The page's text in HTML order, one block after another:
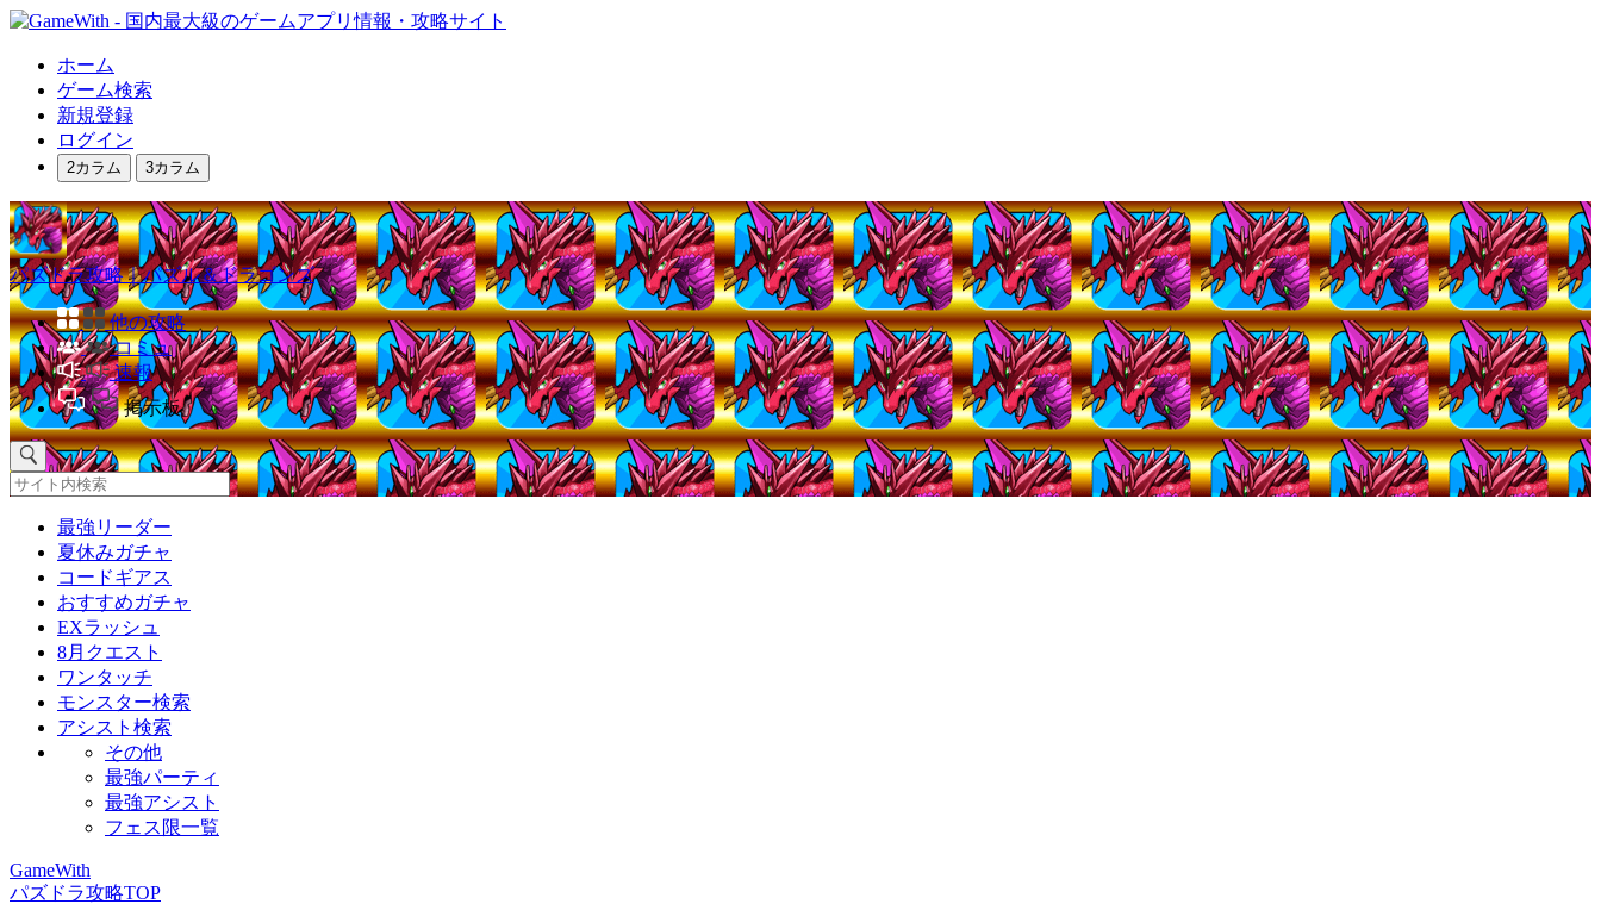
ホーム
ゲーム検索
新規登録
ログイン
2カラム 3カラム
パズドラ攻略｜パズル＆ドラゴンズ
他の攻略
コミュ
速報
掲示板
最強リーダー
夏休みガチャ
コードギアス
おすすめガチャ
EXラッシュ
8月クエスト
ワンタッチ
モンスター検索
アシスト検索
その他
最強パーティ
最強アシスト
フェス限一覧
GameWith
パズドラ攻略TOP